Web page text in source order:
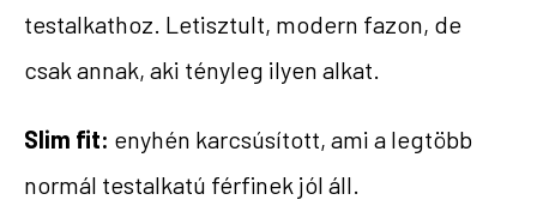
testalkathoz. Letisztult, modern fazon, de
csak annak, aki tényleg ilyen alkat.
Slim fit: enyhén karcsúsított, ami a legtöbb
normál testalkatú férfinek jól áll.